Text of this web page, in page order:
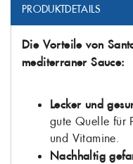
PRODUKTDETAILS
Die Vorteile von
mediterraner Sauce:
Lecker und
gute Quelle für
und Vitamine.
Nachhaltig